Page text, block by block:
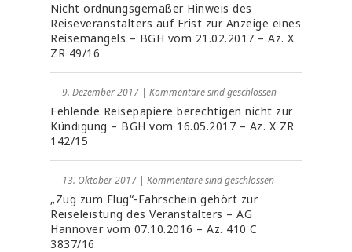
Nicht ordnungsgemäßer Hinweis des
Reiseveranstalters auf Frist zur Anzeige eines
Reisemangels – BGH vom 21.02.2017 – Az. X
ZR 49/16
― 9. Dezember 2017 | Kommentare sind geschlossen
Fehlende Reisepapiere berechtigen nicht zur
Kündigung – BGH vom 16.05.2017 – Az. X ZR
142/15
― 13. Oktober 2017 | Kommentare sind geschlossen
„Zug zum Flug“-Fahrschein gehört zur
Reiseleistung des Veranstalters – AG
Hannover vom 07.10.2016 – Az. 410 C
3837/16